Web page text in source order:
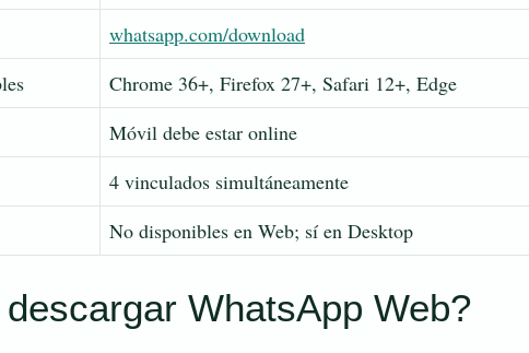
whatsapp.com/download
Chrome 36+, Firefox 27+, Safari 12+, Edge
Móvil debe estar online
4 vinculados simultáneamente
No disponibles en Web; sí en Desktop
WhatsApp Web?